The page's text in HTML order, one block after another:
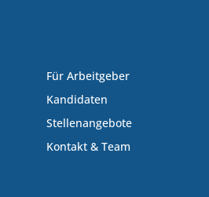
Für Arbeitgeber
Kandidaten
Stellenangebote
Kontakt & Team